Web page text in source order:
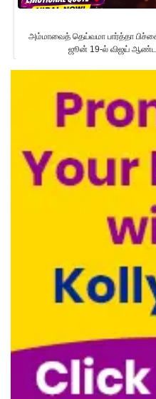
அம்மாவைத் தெய்வமா பார்த்தா
ஜூன் 19-ல் விஜய்